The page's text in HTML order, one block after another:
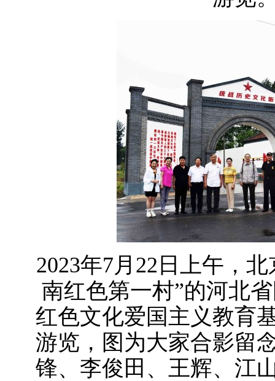
2023年7月22日上午，
南红色第一村”的河北
红色文化爱国主义教育
游览，图为大家合影留
锋、李俊田、王辉、江